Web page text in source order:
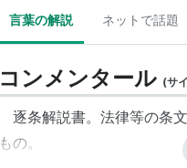
言葉の解説 ネットで話題
コンメンタール (サ
逐条解説書。法律等の条
もの。